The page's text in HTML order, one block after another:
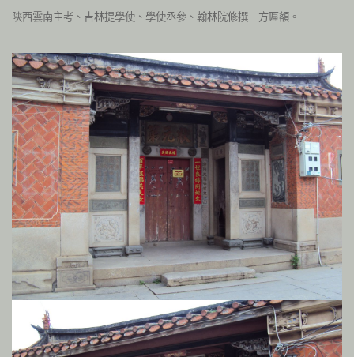
陝西雲南主考、吉林提學使、學使丞參、翰林院修撰三方匾額。